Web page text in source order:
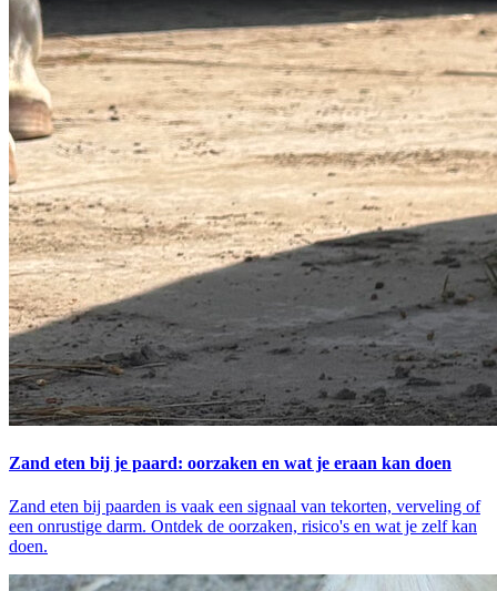
Zand eten bij je paard: oorzaken en wat je eraan kan doen
Zand eten bij paarden is vaak een signaal van tekorten, verveling of
een onrustige darm. Ontdek de oorzaken, risico's en wat je zelf kan
doen.